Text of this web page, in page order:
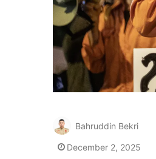
Bahruddin Bekri
December 2, 2025